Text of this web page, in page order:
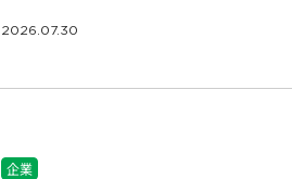
2026.07.30
企業